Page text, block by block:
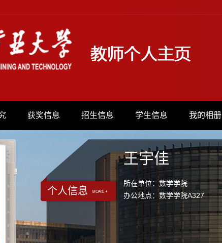
获奖信息 招生信息 学生信息 我的相册
个人信息 MORE +
王宇佳
所在单位：数学学院
办公地点：数学学院A327